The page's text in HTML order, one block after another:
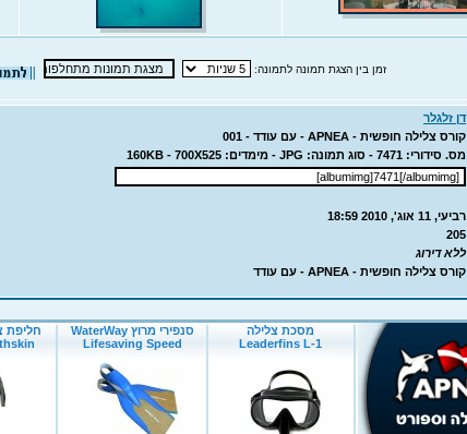
זמן בין הצגת תמונה לתמונה:
דן זלגלר
קורס צלילה חופשית - APNEA - עם עודד - 001
מס. סידורי: 7471 - סוג תמונה: JPG - מימדים: 160KB - 700X525
רביעי, 11 אוג', 2010 18:59
205
ללא דירוג
קורס צלילה חופשית - APNEA - עם עודד